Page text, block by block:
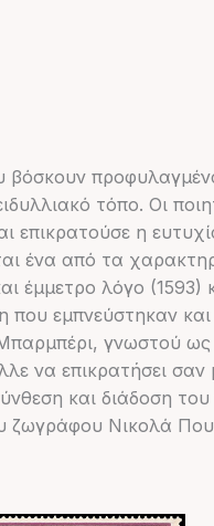
βόσκουν
τόπο. Οι
επικρατούσε η
ένα από τα
έμμετρο λόγο (1593)
που εμπνεύστηκαν
γνωστού ως
να επικρατήσει σαν
και διάδοση
ζωγράφου Νικολά